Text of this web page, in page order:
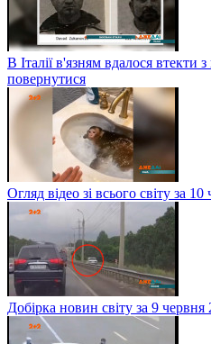
В Італії в'язням вдалося втекти
повернутися
Огляд відео зі всього світу за
Добірка новин світу за 9 червня